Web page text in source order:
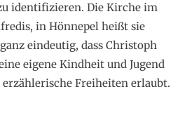
identifizieren. Die Kirche im
in Hönnepel heißt sie
eindeutig, dass Christoph
eigene Kindheit und Jugend
Freiheiten erlaubt.